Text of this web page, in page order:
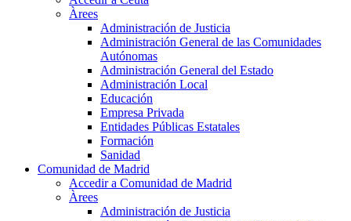
Àrees
Administración de Justicia
Administración General de las Comunidades
Autónomas
Administración General del Estado
Administración Local
Educación
Empresa Privada
Entidades Públicas Estatales
Formación
Sanidad
Comunidad de Madrid
Accedir a Comunidad de Madrid
Àrees
Administración de Justicia